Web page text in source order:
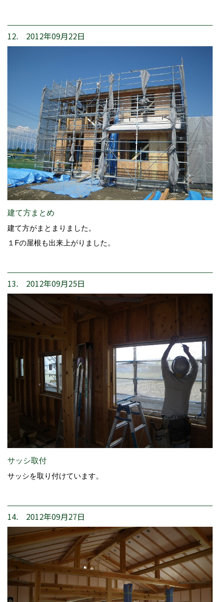
12. 2012年09月22日
建て方まとめ
建て方がまとまりました。
１Fの屋根も出来上がりました。
13. 2012年09月25日
サッシ取付
サッシを取り付けています。
14. 2012年09月27日